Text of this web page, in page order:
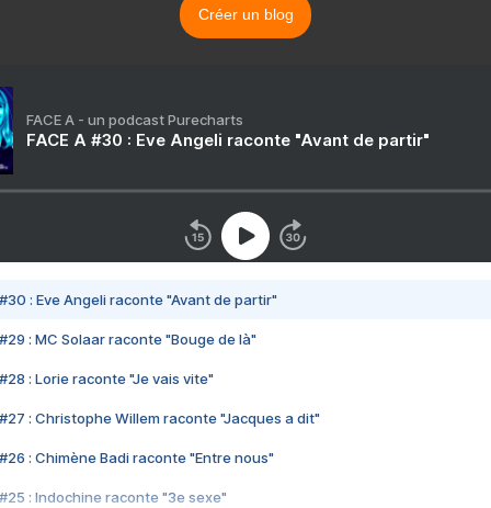
Créer un blog
FACE A - un podcast Purecharts
FACE A #30 : Eve Angeli raconte "Avant de partir"
#30 : Eve Angeli raconte "Avant de partir"
#29 : MC Solaar raconte "Bouge de là"
#28 : Lorie raconte "Je vais vite"
#27 : Christophe Willem raconte "Jacques a dit"
#26 : Chimène Badi raconte "Entre nous"
#25 : Indochine raconte "3e sexe"